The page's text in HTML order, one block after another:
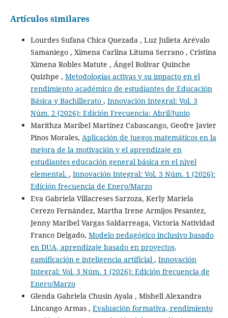
Artículos similares
Lourdes Sufana Chica Quezada , Luz Julieta Arévalo
Samaniego , Ximena Carlina Lituma Serrano , Cristina
Ximena Robles Matute , Ángel Bolívar Quinche
Quizhpe , Metodologías activas y su impacto en el
rendimiento académico de estudiantes de Educación
Básica y Bachillerato , Innovación Integral: Vol. 3
Núm. 2 (2026): Edición Frecuencia: Abril/Junio
Marithza Maribel Martínez Cabascango, Geofre Javier
Pinos Morales, Aplicación de juegos matemáticos en la
mejora de la motivación y el aprendizaje en
estudiantes educación general básica en el nivel
elemental. , Innovación Integral: Vol. 3 Núm. 1 (2026):
Edición frecuencia de Enero/Marzo
Eva Gabriela Villacreses Sarzoza, Kerly Mariela
Cerezo Fernández, Martha Irene Armijos Pesantez,
Jenny Maribel Vargas Saldarreaga, Victoria Natividad
Franco Delgado, Modelo pedagógico inclusivo basado
en DUA, aprendizaje basado en proyectos,
gamificación e inteligencia artificial , Innovación
Integral: Vol. 3 Núm. 1 (2026): Edición frecuencia de
Enero/Marzo
Glenda Gabriela Chusin Ayala , Mishell Alexandra
Lincango Armas , Evaluación formativa, rendimiento